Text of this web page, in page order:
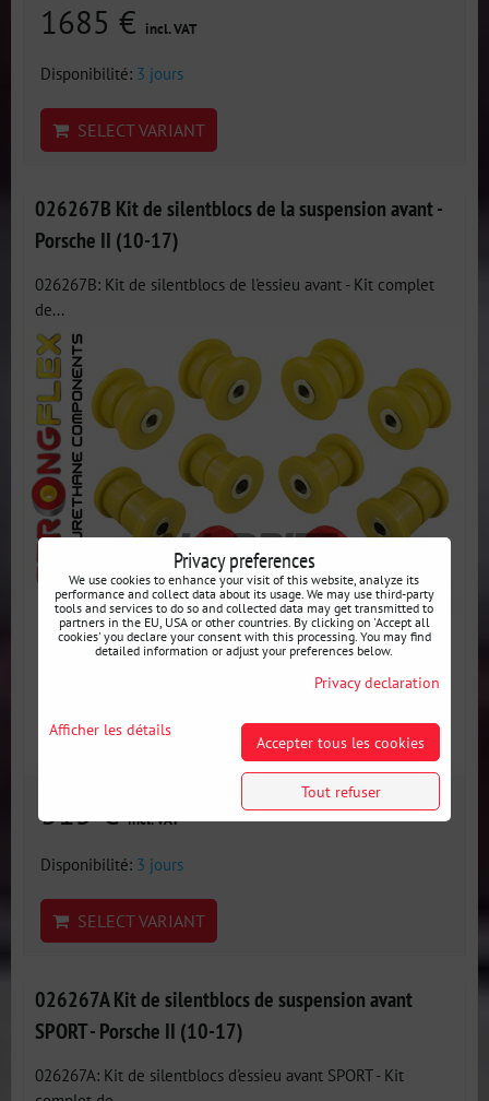
1685 € incl. VAT
Disponibilité: 3 jours
SELECT VARIANT
026267B Kit de silentblocs de la suspension avant -
Porsche II (10-17)
026267B: Kit de silentblocs de l'essieu avant - Kit complet
de...
315 €incl. VAT
Disponibilité: 3 jours
SELECT VARIANT
026267A Kit de silentblocs de suspension avant
SPORT - Porsche II (10-17)
026267A: Kit de silentblocs d'essieu avant SPORT - Kit
Privacy preferences
We use cookies to enhance your visit of this website, analyze its
performance and collect data about its usage. We may use third-party
tools and services to do so and collected data may get transmitted to
partners in the EU, USA or other countries. By clicking on 'Accept all
cookies' you declare your consent with this processing. You may find
detailed information or adjust your preferences below.
Privacy declaration
Afficher les détails
Accepter tous les cookies
Tout refuser